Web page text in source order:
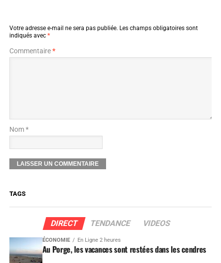
Votre adresse e-mail ne sera pas publiée. Les champs obligatoires sont
indiqués avec *
Commentaire*
Nom *
TAGS
DIRECT TENDANCE VIDEOS
ÉCONOMIE En Ligne 2 heures
Au Porge, les vacances sont restées dans les cendres